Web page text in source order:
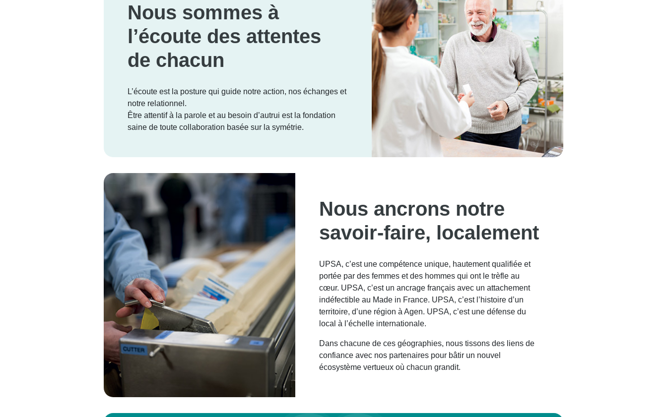
Nous sommes à
l’écoute des attentes
de chacun
L’écoute est la posture qui guide notre action, nos échanges et
notre relationnel.
Être attentif à la parole et au besoin d’autrui est la fondation
saine de toute collaboration basée sur la symétrie.
Nous ancrons notre
savoir-faire, localement
UPSA, c’est une compétence unique, hautement qualifiée et
portée par des femmes et des hommes qui ont le trèfle au
cœur. UPSA, c’est un ancrage français avec un attachement
indéfectible au Made in France. UPSA, c’est l’histoire d’un
territoire, d’une région à Agen. UPSA, c’est une défense du
local à l’échelle internationale.
Dans chacune de ces géographies, nous tissons des liens de
confiance avec nos partenaires pour bâtir un nouvel
écosystème vertueux où chacun grandit.